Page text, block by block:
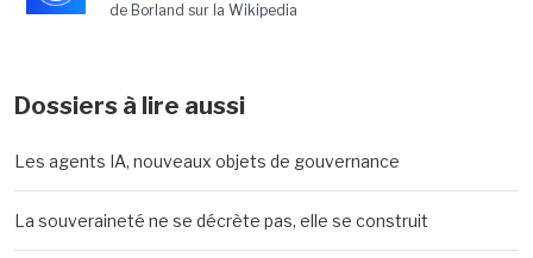
de Borland sur la Wikipedia
Dossiers à lire aussi
Les agents IA, nouveaux objets de gouvernance
La souveraineté ne se décrète pas, elle se construit